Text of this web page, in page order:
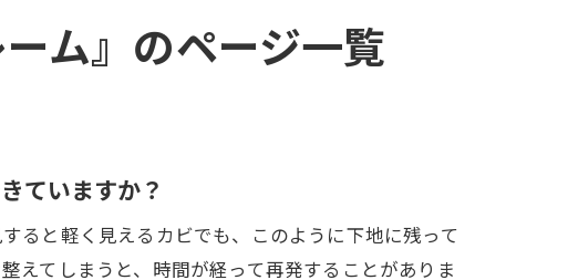
カビ ム』のページ一覧
ていますか？
ると軽く見えるカビでも、このように下地に残って
えてしまうと、時間が経って再発することがありま